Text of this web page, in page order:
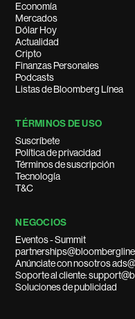
Economía
Mercados
Dólar Hoy
Actualidad
Cripto
Finanzas Personales
Podcasts
Listas de Bloomberg Línea
TÉRMINOS DE USO
Suscríbete
Política de privacidad
Términos de suscripción
Tecnología
T&C
NEGOCIOS
Eventos - Summit
Anúnciate con nosotros
Soporte al cliente:
Soluciones de publicidad